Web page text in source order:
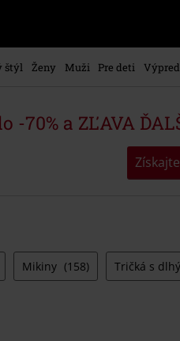
štýl Ženy Muži Pre deti
-70% a ZĽAVA
Mikiny (158) Tričká s